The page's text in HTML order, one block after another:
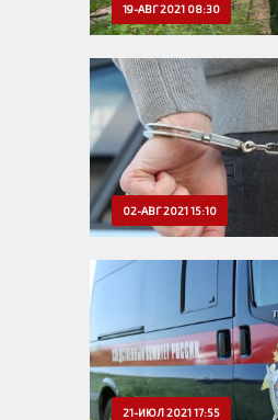
19-АВГ 2021 08:30
02-АВГ 2021 15:10
21-ИЮЛ 2021 17:55